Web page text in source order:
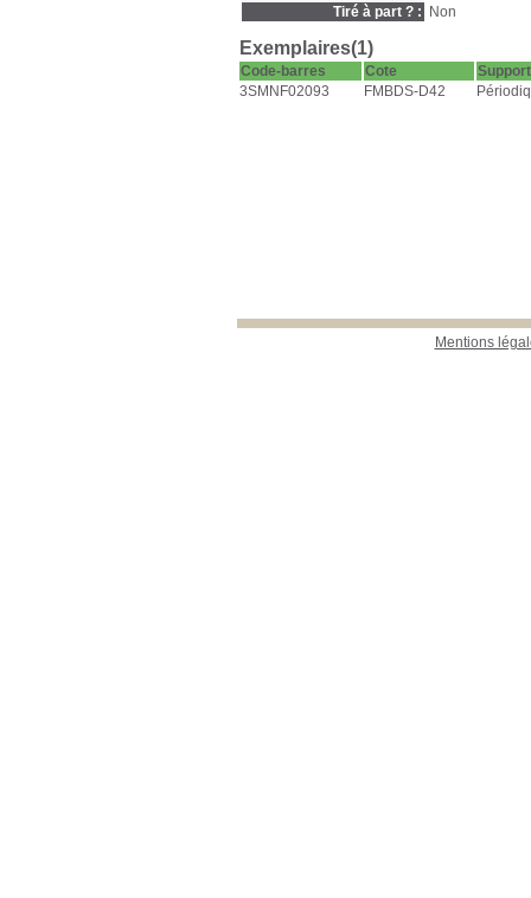
Tiré à part ? :
Non
Exemplaires(1)
Code-barres Cote
Support
3SMNF02093
FMBDS-D42
Mentions